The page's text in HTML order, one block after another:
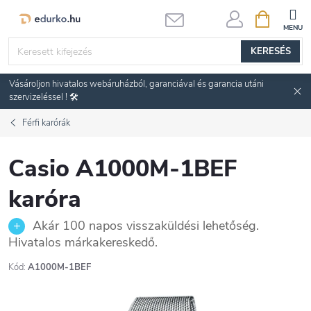
KERESÉS
KOSÁR
Vásároljon hivatalos webáruházból, garanciával és garancia utáni
szervizeléssel ! 🛠️
Férfi karórák
Casio A1000M-1BEF
karóra
Akár 100 napos visszaküldési lehetőség.
Hivatalos márkakereskedő.
Kód: A1000M-1BEF